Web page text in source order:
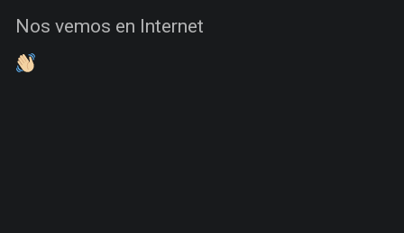
Nos vemos en Internet